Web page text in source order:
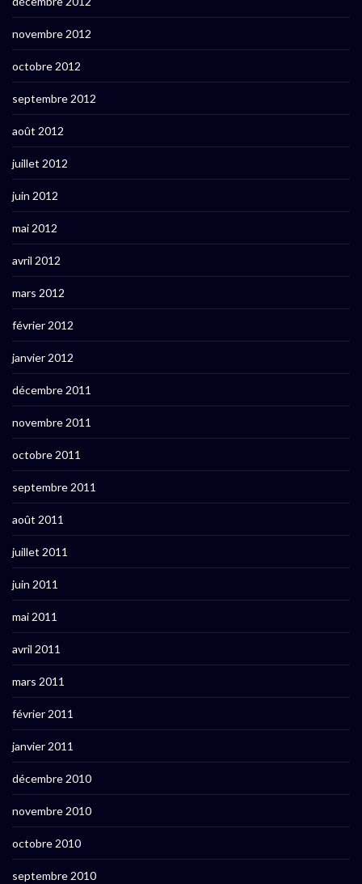
novembre 2012
octobre 2012
septembre 2012
août 2012
juillet 2012
juin 2012
mai 2012
avril 2012
mars 2012
février 2012
janvier 2012
décembre 2011
novembre 2011
octobre 2011
septembre 2011
août 2011
juillet 2011
juin 2011
mai 2011
avril 2011
mars 2011
février 2011
janvier 2011
décembre 2010
novembre 2010
octobre 2010
septembre 2010